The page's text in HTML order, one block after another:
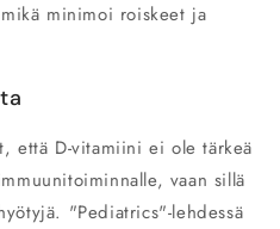
minimoi roiskeet ja
että D-vitamiini ei ole tärkeä
vaan sillä
"Pediatrics"-lehdessä